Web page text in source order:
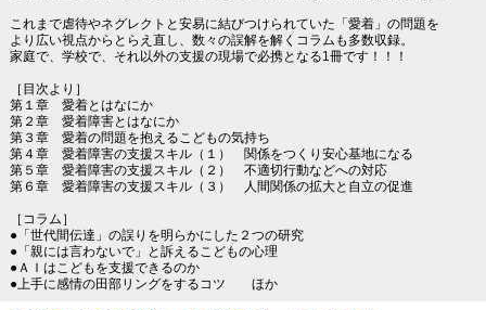
これまで虐待やネグレクトと安易に結びつけられていた「愛着」の問題を
より広い視点からとらえ直し、数々の誤解を解くコラムも多数収録。
家庭で、学校で、それ以外の支援の現場で必携となる1冊です！！！
［目次より］
第１章 愛着とはなにか
第２章 愛着障害とはなにか
第３章 愛着の問題を抱えるこどもの気持ち
第４章 愛着障害の支援スキル（１） 関係をつくり安心基地になる
第５章 愛着障害の支援スキル（２） 不適切行動などへの対応
第６章 愛着障害の支援スキル（３） 人間関係の拡大と自立の促進
［コラム］
●「世代間伝達」の誤りを明らかにした２つの研究
●「親には言わないで」と訴えるこどもの心理
●ＡＩはこどもを支援できるのか
●上手に感情の田部リングをするコツ ほか